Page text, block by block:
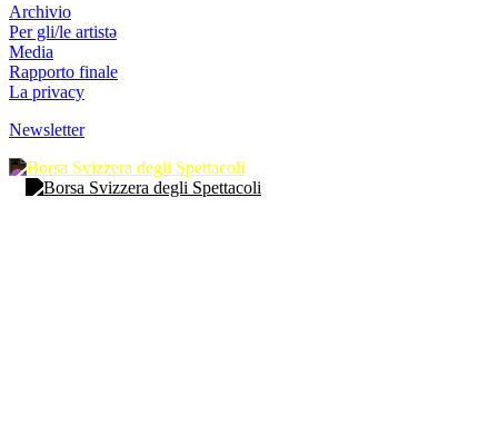
Archivio
Per gli/le artistə
Media
Rapporto finale
La privacy
Newsletter